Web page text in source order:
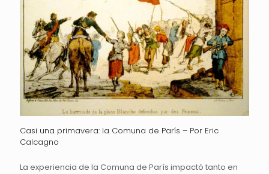
Casi una primavera: la Comuna de París – Por Eric
Calcagno
La experiencia de la Comuna de París impactó tanto en